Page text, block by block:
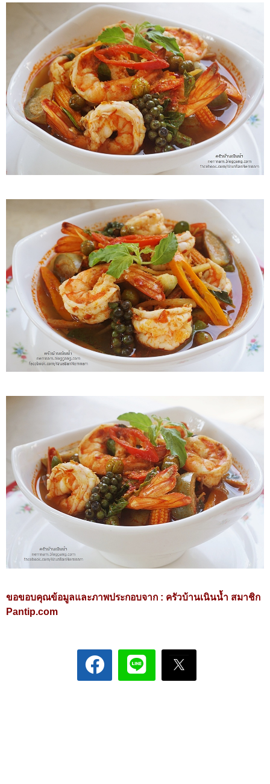
ขอขอบคุณข้อมูลและภาพประกอบจาก : ครัวบ้านเนินน้ำ สมาชิก
Pantip.com